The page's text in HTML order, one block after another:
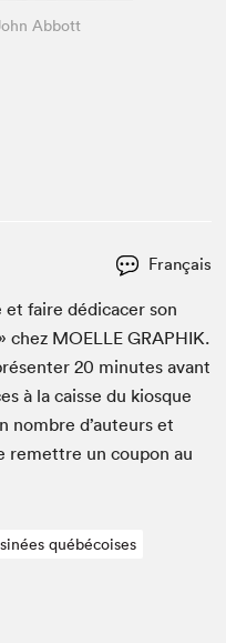
Abbott
Français
faire dédi­cac­er son
chez MOELLE GRAPHIK.
20 min­utes avant
à la caisse du kiosque
nom­bre d’auteurs et
remet­tre un coupon au
québécoises